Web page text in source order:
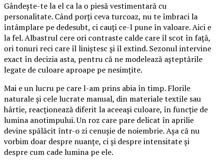
Gândește-te la el ca la o piesă vestimentară cu
personalitate. Când porți ceva turcoaz, nu te îmbraci la
întâmplare pe dedesubt, ci cauți ce-l pune în valoare. Aici e
la fel. Albastrul cere ori contraste calde care îl scot în față,
ori tonuri reci care îl liniștesc și îl extind. Sezonul intervine
exact în decizia asta, pentru că ne modelează așteptările
legate de culoare aproape pe nesimțite.
Mai e un lucru pe care l-am prins abia în timp. Florile
naturale și cele lucrate manual, din materiale textile sau
hârtie, reacționează diferit la aceeași culoare, în funcție de
lumina anotimpului. Un roz care pare delicat în aprilie
devine spălăcit într-o zi cenușie de noiembrie. Așa că nu
vorbim doar despre nuanțe, ci și despre intensitate și
despre cum cade lumina pe ele.